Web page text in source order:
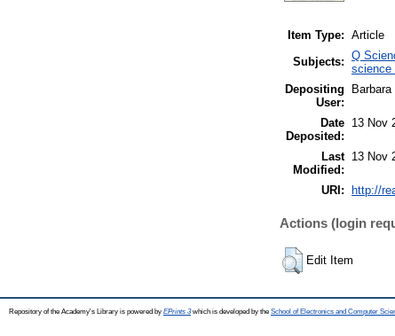
Item Type: Article
Subjects: Q
science
Depositing
User:
Date
Deposited:
13 Nov
Last
Modified:
13 Nov
URI: http://
Actions (login
Edit Item
Repository of the Academy's Library is powered by EPrints 3which is developed by the School of Electronics and Computer